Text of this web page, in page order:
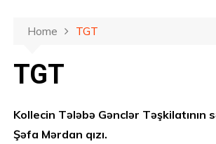
Home TGT
TGT
Kollecin Tələbə Gənclər Təşkilatının
Şəfa Mərdan qızı.